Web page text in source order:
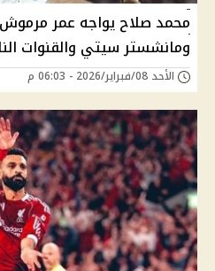
محمد صلاح يواجه عمر
ومانشستر سيتي والقنوات
الأحد 08/فبراير/2026 - 06:03 م